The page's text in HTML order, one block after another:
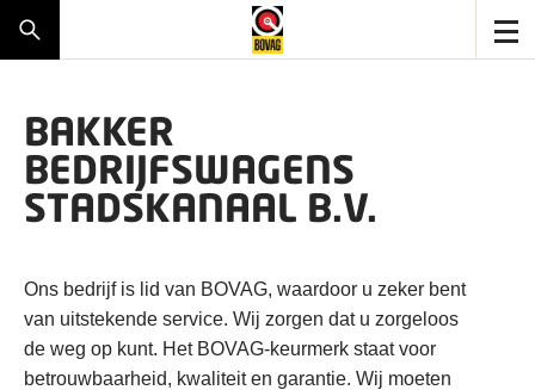
BAKKER
BEDRIJFSWAGENS
STADSKANAAL B.V.
Ons bedrijf is lid van BOVAG, waardoor u zeker bent
van uitstekende service. Wij zorgen dat u zorgeloos
de weg op kunt. Het BOVAG-keurmerk staat voor
betrouwbaarheid, kwaliteit en garantie. Wij moeten